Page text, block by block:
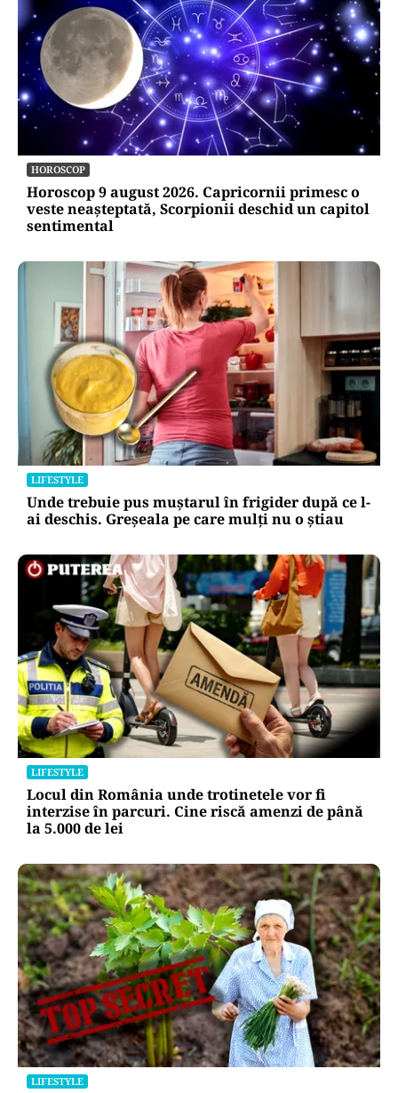
HOROSCOP
Horoscop 9 august 2026. Capricornii primesc o
veste neașteptată, Scorpionii deschid un capitol
sentimental
LIFESTYLE
Unde trebuie pus muștarul în frigider după ce l-
ai deschis. Greșeala pe care mulți nu o știau
LIFESTYLE
Locul din România unde trotinetele vor fi
interzise în parcuri. Cine riscă amenzi de până
la 5.000 de lei
LIFESTYLE